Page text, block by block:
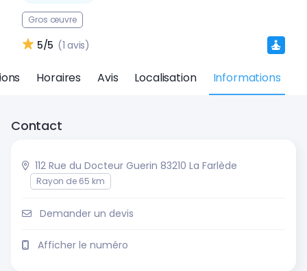
Gros œuvre
5/5 (1 avis)
Horaires Avis Localisation Informations
Contact
112 Rue du Docteur Guerin 83210 La Farlède
Rayon de 65 km
Demander un devis
Afficher le numéro